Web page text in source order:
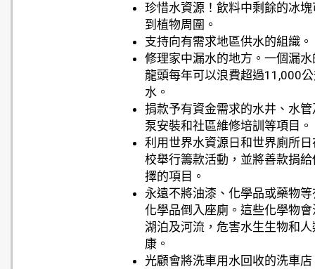
珍惜水資源！飲料中剩餘的冰塊
到植物周圍。
支持向有需求地區供水的組織。
修理家中漏水的地方。一個漏水
龍頭每年可以浪費超過11,000
水。
捐款予有資金需求的水井、水管
泵安裝和社區維修培訓等項目。
利用世界水資源日和世界廁所日
校舉行籌款活動，並將善款捐給
擇的項目。
永遠不將油漆、化學品或藥物等
化學品倒入座廁。這些化學物會
湖泊及河流，危害水生生物和人
康。
光顧會將洗車用水回收的洗車店